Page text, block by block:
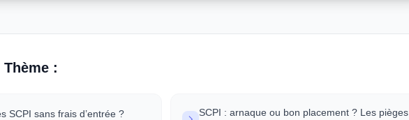
:
SCPI sans frais d’entrée ?
SCPI : arnaque ou bon placement ? Les pièges